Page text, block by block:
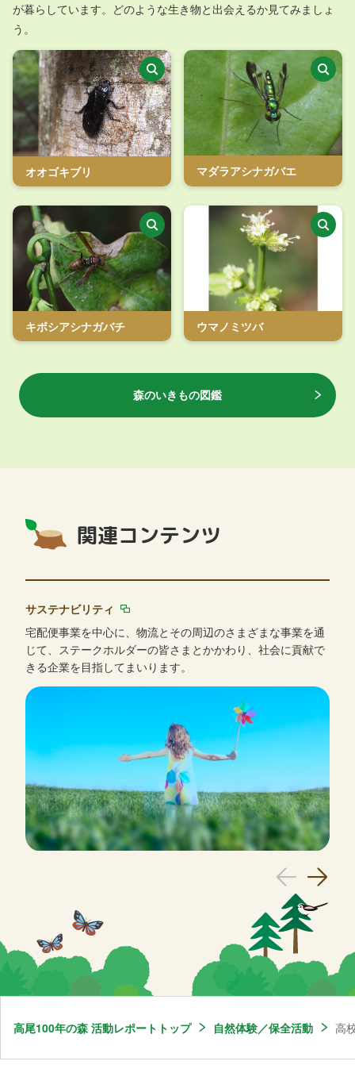
が暮らしています。どのような生き物と出会えるか見てみましょ
う。
オオゴキブリ マダラアシナガバエ
キボシアシナガバチ ウマノミツバ
森のいきもの図鑑
関連コンテンツ
サステナビリティ
宅配便事業を中心に、物流とその周辺のさまざまな事業を通
じて、ステークホルダーの皆さまとかかわり、社会に貢献で
きる企業を目指してまいります。
高尾100年の森 活動レポートトップ 自然体験／保全活動 高